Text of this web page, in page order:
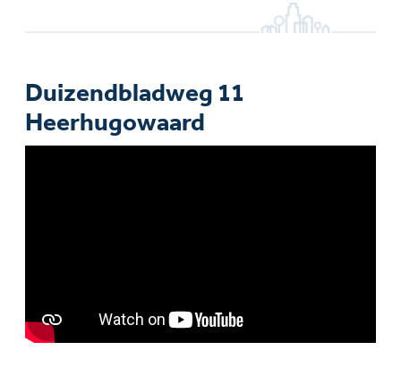
Duizendbladweg 11
Heerhugowaard